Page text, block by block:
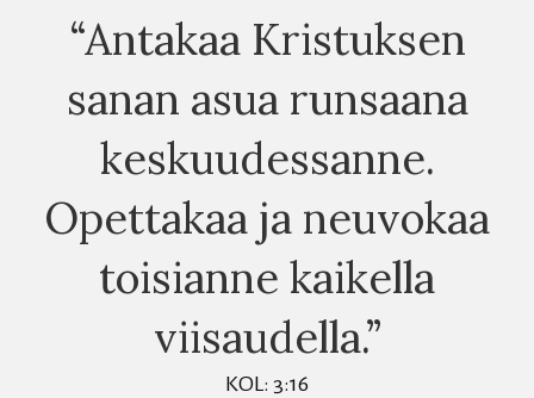
“Antakaa Kristuksen
sanan asua runsaana
keskuudessanne.
Opettakaa ja neuvokaa
toisianne kaikella
viisaudella.”
KOL: 3:16